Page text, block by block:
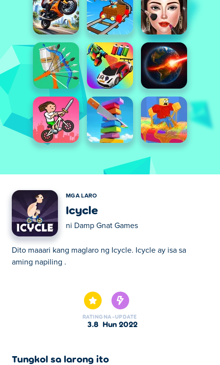
MGA LARO
Icycle
ni Damp Gnat Games
Dito maaari kang maglaro ng Icycle. Icycle ay isa sa
aming napiling .
RATING
3.8
NA-UPDATE
Hun 2022
Tungkol sa larong ito